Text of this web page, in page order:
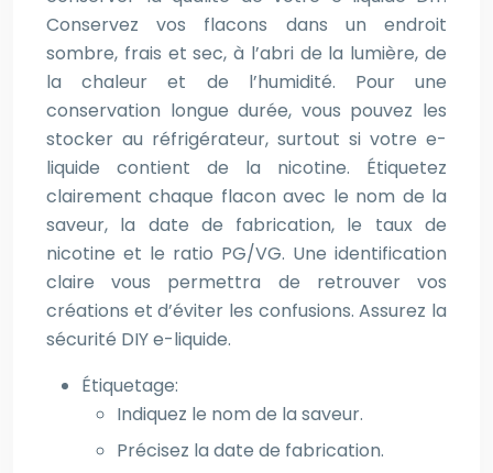
Conservez vos flacons dans un endroit
sombre, frais et sec, à l’abri de la lumière, de
la chaleur et de l’humidité. Pour une
conservation longue durée, vous pouvez les
stocker au réfrigérateur, surtout si votre e-
liquide contient de la nicotine. Étiquetez
clairement chaque flacon avec le nom de la
saveur, la date de fabrication, le taux de
nicotine et le ratio PG/VG. Une identification
claire vous permettra de retrouver vos
créations et d’éviter les confusions. Assurez la
sécurité DIY e-liquide.
Étiquetage:
Indiquez le nom de la saveur.
Précisez la date de fabrication.